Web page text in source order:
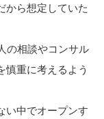
から想定していた
の相談やコンサル
慎重に考えるよう
い中でオープンす